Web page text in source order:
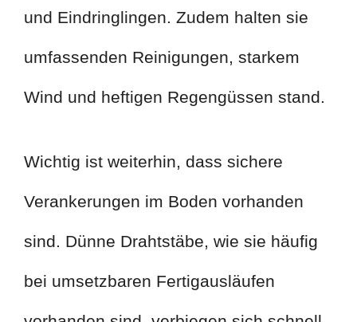
und Eindringlingen. Zudem halten sie
umfassenden Reinigungen, starkem
Wind und heftigen Regengüssen stand.
Wichtig ist weiterhin, dass sichere
Verankerungen im Boden vorhanden
sind. Dünne Drahtstäbe, wie sie häufig
bei umsetzbaren Fertigausläufen